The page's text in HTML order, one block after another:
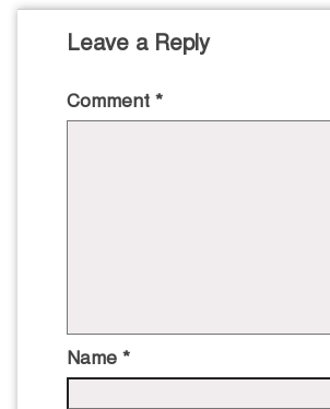
Leave a Reply
Comment *
Name *